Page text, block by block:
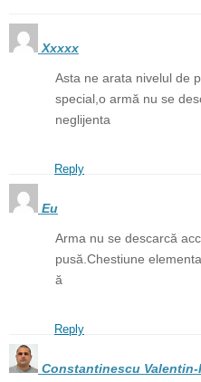
Xxxxx
Asta ne arata nivelul de
special,o armă nu se
neglijenta
Reply
Eu
Arma nu se descarcă
pusă.Chestiune
ă
Reply
Constantinescu